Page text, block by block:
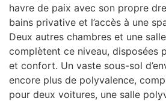
havre de paix avec son propre
bains privative et l’accès à une
Deux autres chambres et une
complètent ce niveau, disposées
et confort. Un vaste sous-sol
encore plus de polyvalence,
pour deux voitures, une salle